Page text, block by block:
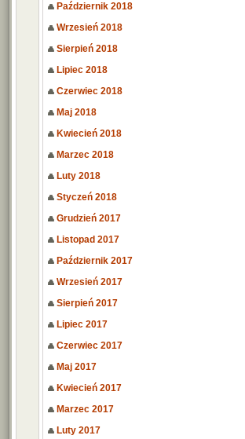
Październik 2018
Wrzesień 2018
Sierpień 2018
Lipiec 2018
Czerwiec 2018
Maj 2018
Kwiecień 2018
Marzec 2018
Luty 2018
Styczeń 2018
Grudzień 2017
Listopad 2017
Październik 2017
Wrzesień 2017
Sierpień 2017
Lipiec 2017
Czerwiec 2017
Maj 2017
Kwiecień 2017
Marzec 2017
Luty 2017